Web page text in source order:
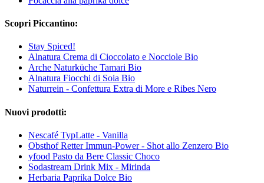
Scopri Piccantino:
Stay Spiced!
Alnatura Crema di Cioccolato e Nocciole Bio
Arche Naturküche Tamari Bio
Alnatura Fiocchi di Soia Bio
Naturrein - Confettura Extra di More e Ribes Nero
Nuovi prodotti:
Nescafé TypLatte - Vanilla
Obsthof Retter Immun-Power - Shot allo Zenzero Bio
yfood Pasto da Bere Classic Choco
Sodastream Drink Mix - Mirinda
Herbaria Paprika Dolce Bio